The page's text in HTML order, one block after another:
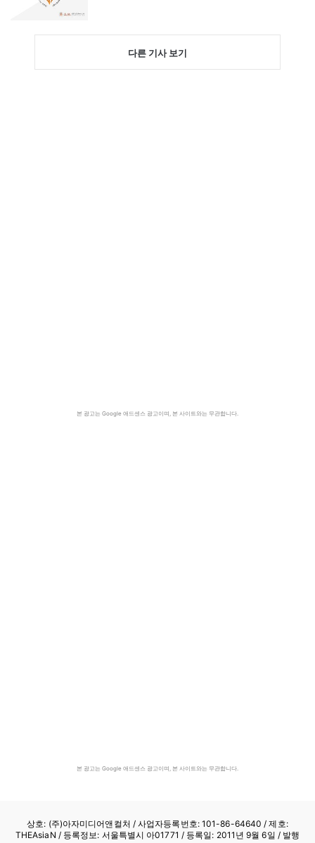
다른 기사 보기
본 광고는 Google 애드센스 광고이며, 본 사이트와는 무관합니다.
본 광고는 Google 애드센스 광고이며, 본 사이트와는 무관합니다.
상호: (주)아자미디어앤컬처 /사업자등록번호: 101-86-64640 / 제호:
THEAsiaN / 등록정보: 서울특별시 아01771 / 등록일: 2011년 9월 6일 / 발행